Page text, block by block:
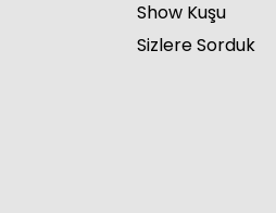
Show Kuşu
Sizlere Sorduk